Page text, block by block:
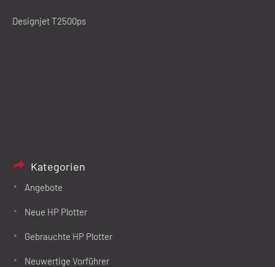
Designjet T2500ps
Kategorien
Angebote
Neue HP Plotter
Gebrauchte HP Plotter
Neuwertige Vorführer